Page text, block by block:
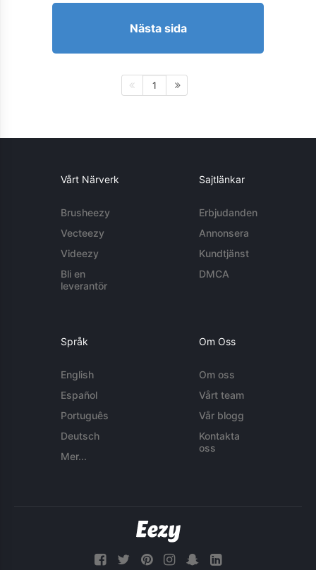
Nästa sida
1
Vårt Närverk
Brusheezy
Vecteezy
Videezy
Bli en
leverantör
Sajtlänkar
Erbjudanden
Annonsera
Kundtjänst
DMCA
Språk
English
Español
Português
Deutsch
Mer...
Om Oss
Om oss
Vårt team
Vår blogg
Kontakta
oss